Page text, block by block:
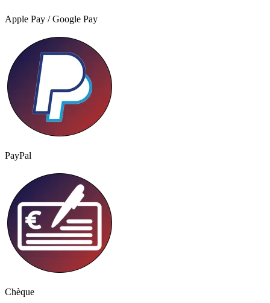
Apple Pay / Google Pay
PayPal
Chèque